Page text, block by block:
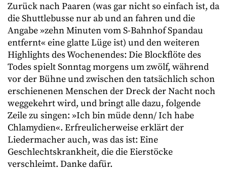
Zurück nach Paaren (was gar nicht so einfach ist, da
die Shuttlebusse nur ab und an fahren und die
Angabe »zehn Minuten vom S-Bahnhof Spandau
entfernt« eine glatte Lüge ist) und den weiteren
Highlights des Wochenendes: Die Blockflöte des
Todes spielt Sonntag morgens um zwölf, während
vor der Bühne und zwischen den tatsächlich schon
erschienenen Menschen der Dreck der Nacht noch
weggekehrt wird, und bringt alle dazu, folgende
Zeile zu singen: »Ich bin müde denn/ Ich habe
Chlamydien«. Erfreulicherweise erklärt der
Liedermacher auch, was das ist: Eine
Geschlechtskrankheit, die die Eierstöcke
verschleimt. Danke dafür.